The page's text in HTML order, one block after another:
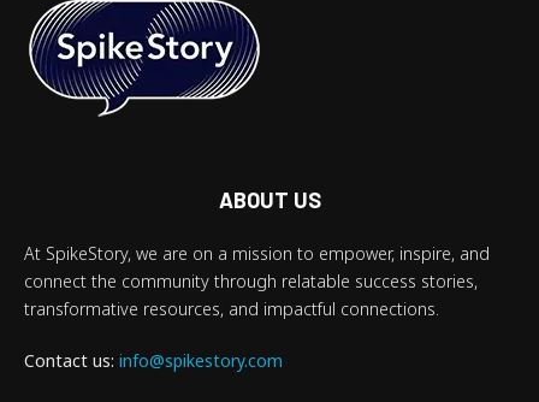
ABOUT US
At SpikeStory, we are on a mission to empower, inspire, and
connect the community through relatable success stories,
transformative resources, and impactful connections.
Contact us: info@spikestory.com